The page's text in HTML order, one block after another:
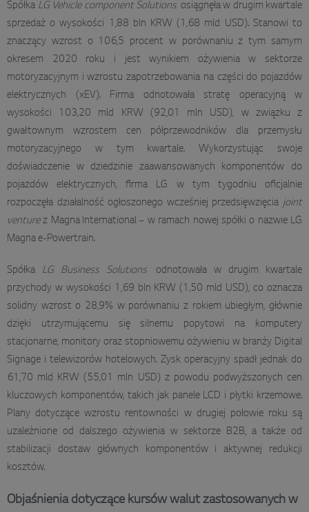
Spółka LG Vehicle component Solutions osiągnęła w drugim kwartale
sprzedaż o wysokości 1,88 bln KRW (1,68 mld USD). Stanowi to
znaczący wzrost o 106,5 procent w porównaniu z tym samym
okresem 2020 roku i jest wynikiem ożywienia w sektorze
motoryzacyjnym i wzrostu zapotrzebowania na części do pojazdów
elektrycznych (xEV). Firma odnotowała stratę operacyjną w
wysokości 103,20 mld KRW (92,01 mln USD), w związku z
gwałtownym wzrostem cen półprzewodników dla przemysłu
motoryzacyjnego w tym kwartale. Wykorzystując swoje
doświadczenie w dziedzinie zaawansowanych komponentów do
pojazdów elektrycznych, firma LG w tym tygodniu oficjalnie
rozpoczęła działalność ogłoszonego wcześniej przedsięwzięcia joint
venturez Magna International – w ramach nowej spółki o nazwie LG
Magna e-Powertrain.
Spółka LG Business Solutions odnotowała w drugim kwartale
przychody w wysokości 1,69 bln KRW (1,50 mld USD), co oznacza
solidny wzrost o 28,9% w porównaniu z rokiem ubiegłym, głównie
dzięki utrzymującemu się silnemu popytowi na komputery
stacjonarne, monitory oraz stopniowemu ożywieniu w branży Digital
Signage i telewizorów hotelowych. Zysk operacyjny spadł jednak do
61,70 mld KRW (55,01 mln USD) z powodu podwyższonych cen
kluczowych komponentów, takich jak panele LCD i płytki krzemowe.
Plany dotyczące wzrostu rentowności w drugiej połowie roku są
uzależnione od dalszego ożywienia w sektorze B2B, a także od
stabilizacji dostaw głównych komponentów i aktywnej redukcji
kosztów.
Objaśnienia dotyczące kursów walut zastosowanych w